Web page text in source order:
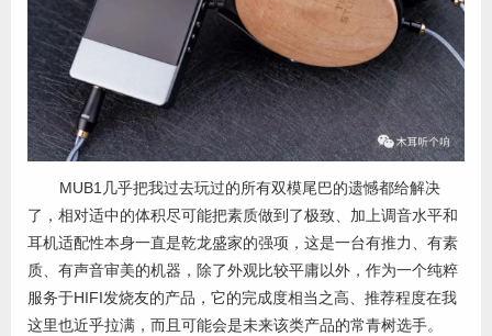
MUB1几乎把我过去玩过的所有双模尾巴的遗憾都给解决
了，相对适中的体积尽可能把素质做到了极致、加上调音水平和
耳机适配性本身一直是乾龙盛家的强项，这是一台有推力、有素
质、有声音审美的机器，除了外观比较平庸以外，作为一个纯粹
服务于HIFI发烧友的产品，它的完成度相当之高、推荐程度在我
这里也近乎拉满，而且可能会是未来该类产品的常青树选手。